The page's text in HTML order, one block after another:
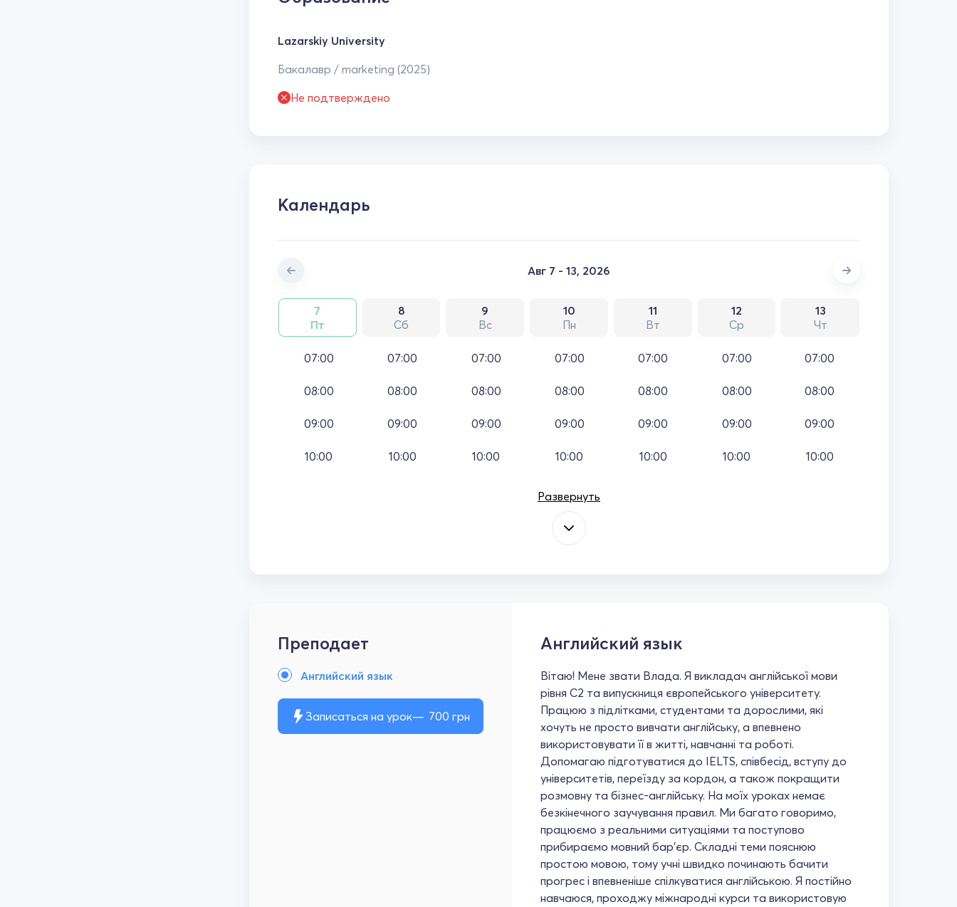
Lazarskiy University
Бакалавр / marketing (2025)
Не подтверждено
Календарь
Авг 7 - 13, 2026
7
Пт
8
Сб
9
Вс
10
Пн
11
Вт
12
Ср
13
Чт
07:00
08:00
09:00
10:00
07:00
08:00
09:00
10:00
07:00
08:00
09:00
10:00
07:00
08:00
09:00
10:00
07:00
08:00
09:00
10:00
07:00
08:00
09:00
10:00
07:00
08:00
09:00
10:00
Развернуть
Преподает
Английский язык
Записаться на урок 700 грн
Английский язык
Вітаю! Мене звати Влада. Я викладач англійської мови
рівня C2 та випускниця європейського університету.
Працюю з підлітками, студентами та дорослими, які
хочуть не просто вивчати англійську, а впевнено
використовувати її в житті, навчанні та роботі.
Допомагаю підготуватися до IELTS, співбесід, вступу до
університетів, переїзду за кордон, а також покращити
розмовну та бізнес-англійську. На моїх уроках немає
безкінечного заучування правил. Ми багато говоримо,
працюємо з реальними ситуаціями та поступово
прибираємо мовний бар'єр. Складні теми пояснюю
простою мовою, тому учні швидко починають бачити
прогрес і впевненіше спілкуватися англійською. Я постійно
навчаюся, проходжу міжнародні курси та використовую